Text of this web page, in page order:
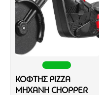
ΚΌΦΤΗΣ PIZZA
ΜΗΧΑΝΉ CHOPPER